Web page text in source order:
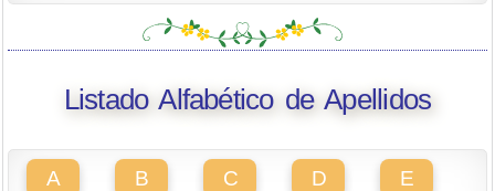
Listado Alfabético de Apellidos
A B C D E